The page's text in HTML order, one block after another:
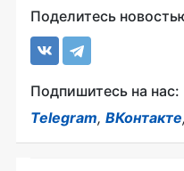
Поделитесь
Подпишитесь на нас:
Telegram, ВКонтакте,